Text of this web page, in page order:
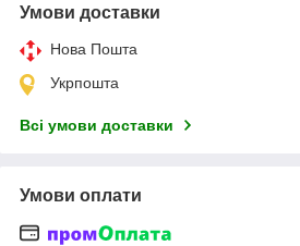
Умови доставки
Нова Пошта
Укрпошта
Всі умови доставки
Умови оплати